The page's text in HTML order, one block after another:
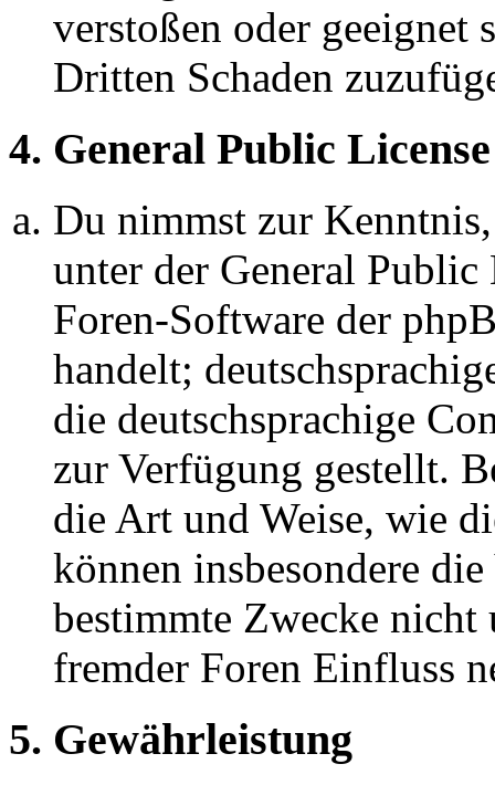
verstoßen oder geeignet
Dritten Schaden
4. General Public License
Du nimmst zur
unter der General
Foren-Software der
handelt;
die deutschsprachige
zur Verfügung gestellt.
die Art und Weise, wie
können insbesondere
bestimmte Zwecke nicht
fremder Foren Einfluss
5. Gewährleistung